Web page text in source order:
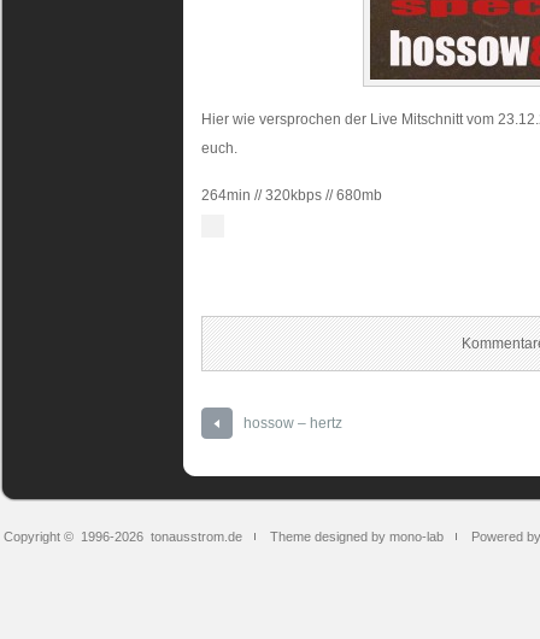
Hier wie versprochen der Live Mitschnitt vom
euch.
264min // 320kbps // 680mb
hossow – hertz
Copyright © 1996-2026 tonausstrom.de Theme designed by mono-lab Powered